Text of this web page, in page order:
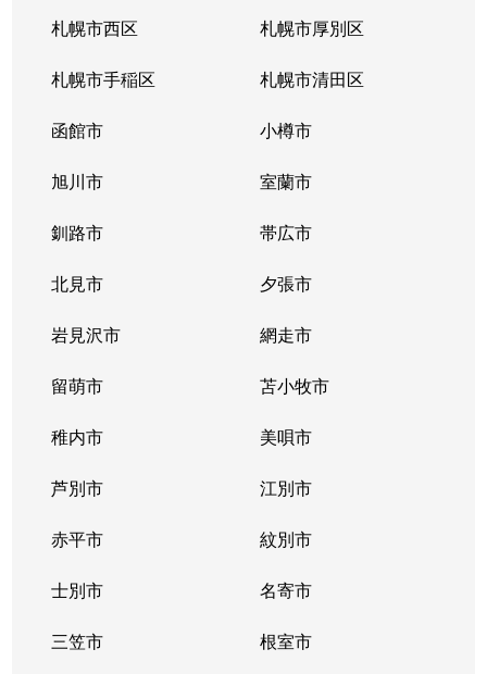
札幌市西区 札幌市厚別区
札幌市手稲区 札幌市清田区
函館市 小樽市
旭川市 室蘭市
釧路市 帯広市
北見市 夕張市
岩見沢市 網走市
留萌市 苫小牧市
稚内市 美唄市
芦別市 江別市
赤平市 紋別市
士別市 名寄市
三笠市 根室市